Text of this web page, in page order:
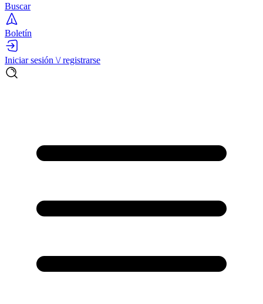
Buscar
Boletín
Iniciar sesión \/ registrarse